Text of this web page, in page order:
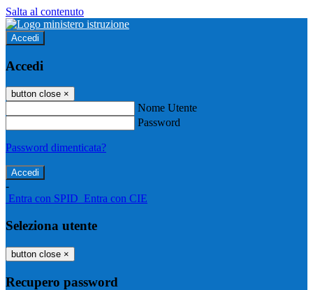
Salta al contenuto
Accedi
Accedi
button close ×
Nome Utente
Password
Password dimenticata?
-
Entra con SPID Entra con CIE
Seleziona utente
button close ×
Recupero password